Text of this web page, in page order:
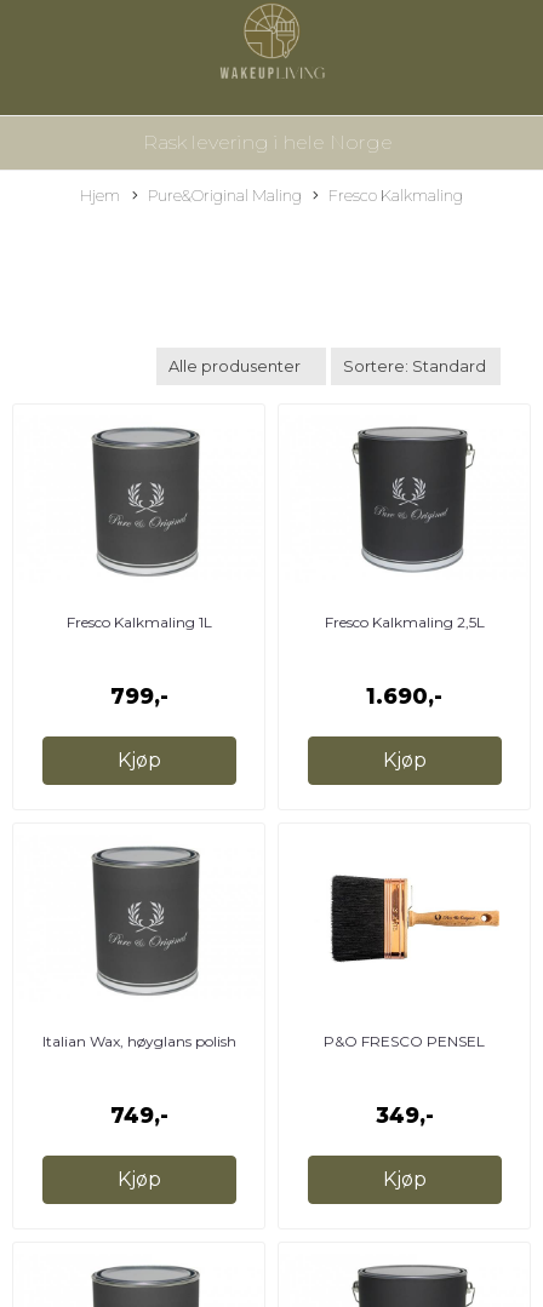
Rask levering i hele Norge
Hjem Pure&Original Maling Fresco Kalkmaling
Fresco Kalkmaling 1L
799,-
Kjøp
Fresco Kalkmaling 2,5L
1.690,-
Kjøp
Italian Wax, høyglans polish
749,-
Kjøp
P&O FRESCO PENSEL
349,-
Kjøp